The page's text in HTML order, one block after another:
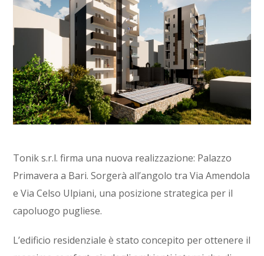
Tonik s.r.l. firma una nuova realizzazione: Palazzo
Primavera a Bari. Sorgerà all’angolo tra Via Amendola
e Via Celso Ulpiani, una posizione strategica per il
capoluogo pugliese.
L’edificio residenziale è stato concepito per ottenere il